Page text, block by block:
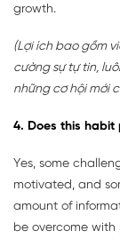
growth.
(Lợi ích bao gồm
cường sự tự tin,
những cơ hội mới
4. Does this habit
Yes, some
motivated, and
amount of
be overcome